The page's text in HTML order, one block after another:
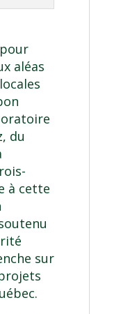
aléas
, du
à cette
sur